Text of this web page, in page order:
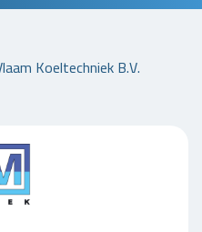
Koeltechniek B.V.